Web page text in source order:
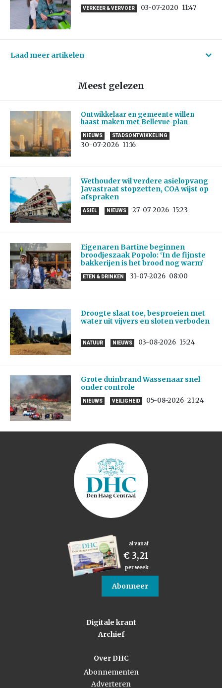
VERKEER & VERVOER 03-07-2020 11:47
Laad meer artikelen
Meest gelezen
Ontwikkelaar en gemeente willen
haast maken met Bellevue-plan
NIEUWS STADSONTWIKKELING
30-07-2026 11:16
Wethouder wil verdere asielopvang
Javastraat stopzetten, COA wijst op
afspraken
ASIEL NIEUWS 27-07-2026 15:23
Eigenaren Bartine beginnen
broodjeszaak Popolo: ‘In de fijnste
bakkerijen is het brood nog warm’
ETEN & DRINKEN 31-07-2026 08:00
Droogte slaat toe, besproeien met
water uit vijvers en sloten verboden
NATUUR NIEUWS 03-08-2026 15:24
Grote duinbrand Wassenaar snel
onder controle
NIEUWS VEILIGHEID 05-08-2026 21:24
al vanaf
€ 3,21
per week
Abonneer
Digitale krant
Archief
Over DHC
Abonnementen
Adverteren